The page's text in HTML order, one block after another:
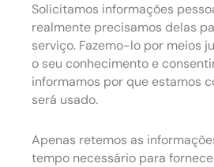
Solicitamos informações
realmente precisamos delas
serviço. Fazemo-lo por meios
o seu conhecimento e
informamos por que estamos
será usado.
Apenas retemos as
tempo necessário para